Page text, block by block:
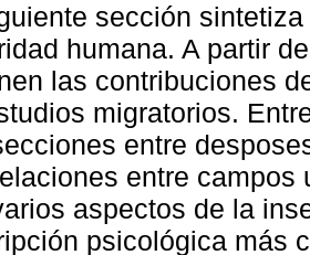
sección
humana. A partir
las contribuciones
migratorios.
entre
entre
aspectos de la
psicológica más